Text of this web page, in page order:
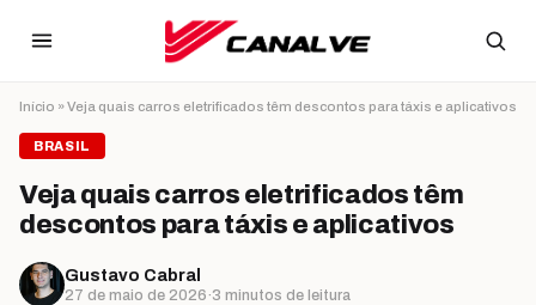
Início »Veja quais carros eletrificados têm descontos para táxis e aplicativos
BRASIL
Veja quais carros eletrificados têm
descontos para táxis e aplicativos
Gustavo Cabral
27 de maio de 2026·3 minutos de leitura